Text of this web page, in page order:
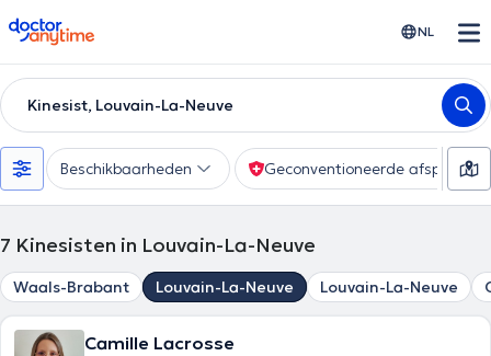
doctoranytime NL
Kinesist, Louvain-La-Neuve
Beschikbaarheden Geconventioneerde afspraak
7 Kinesisten in Louvain-La-Neuve
Waals-Brabant Louvain-La-Neuve Louvain-La-Neuve
Camille Lacrosse